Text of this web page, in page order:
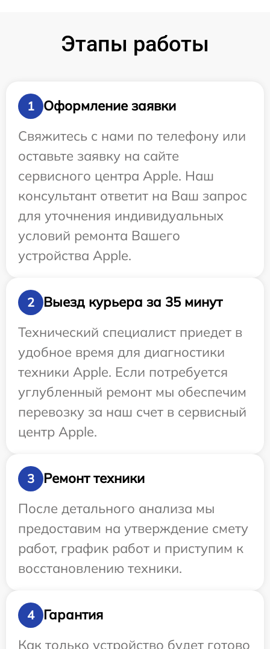
Этапы работы
1
Оформление заявки
Свяжитесь с нами по телефону или
оставьте заявку на сайте
сервисного центра Apple. Наш
консультант ответит на Ваш запрос
для уточнения индивидуальных
условий ремонта Вашего
устройства Apple.
2
Выезд курьера за 35 минут
Технический специалист приедет в
удобное время для диагностики
техники Apple. Если потребуется
углубленный ремонт мы обеспечим
перевозку за наш счет в сервисный
центр Apple.
3
Ремонт техники
После детального анализа мы
предоставим на утверждение смету
работ, график работ и приступим к
восстановлению техники.
4
Гарантия
Как только устройство будет готово